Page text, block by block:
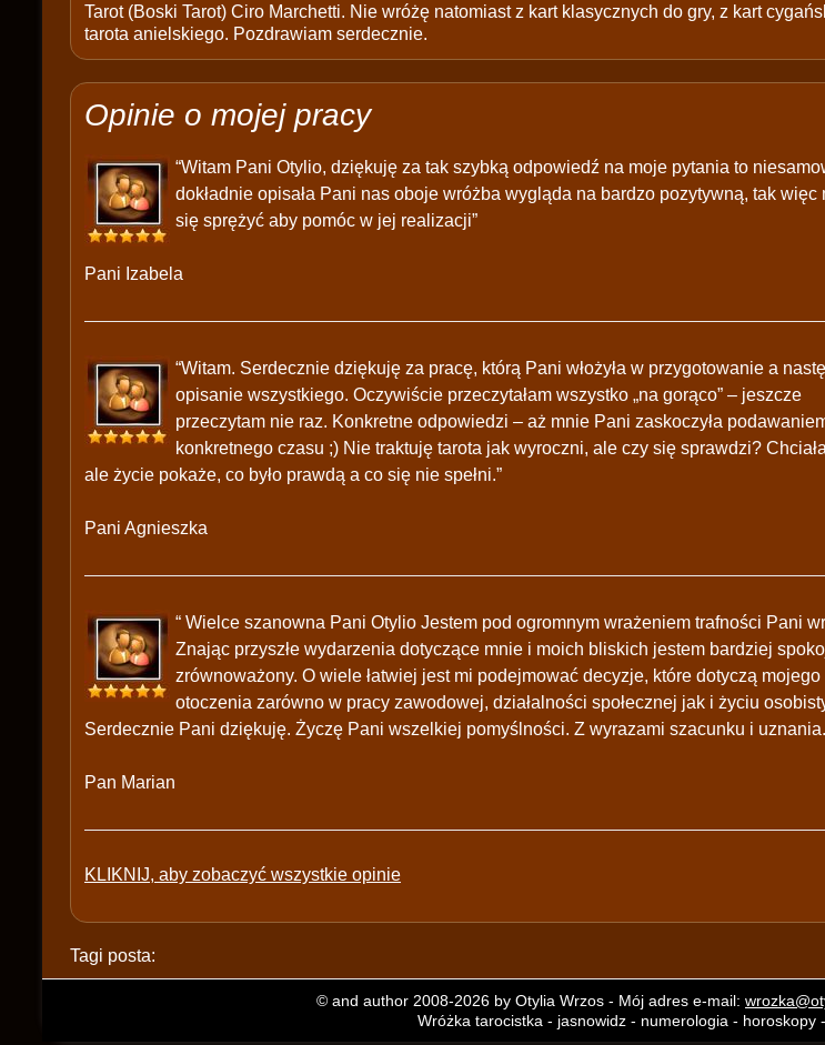
Tarot (Boski Tarot) Ciro Marchetti. Nie wróżę natomiast z kart klasycznych do gry, z kart
tarota anielskiego. Pozdrawiam serdecznie.
Opinie o mojej pracy
“Witam Pani Otylio, dziękuję za tak szybką odpowiedź na moje pytania to
dokładnie opisała Pani nas oboje wróżba wygląda na bardzo pozytywną, tak więc
się sprężyć aby pomóc w jej realizacji”
Pani Izabela
“Witam. Serdecznie dziękuję za pracę, którą Pani włożyła w przygotowanie a
opisanie wszystkiego. Oczywiście przeczytałam wszystko „na gorąco” – jeszcze
przeczytam nie raz. Konkretne odpowiedzi – aż mnie Pani zaskoczyła
konkretnego czasu ;) Nie traktuję tarota jak wyroczni, ale czy się sprawdzi?
ale życie pokaże, co było prawdą a co się nie spełni.”
Pani Agnieszka
“ Wielce szanowna Pani Otylio Jestem pod ogromnym wrażeniem trafności Pani
Znając przyszłe wydarzenia dotyczące mnie i moich bliskich jestem bardziej
zrównoważony. O wiele łatwiej jest mi podejmować decyzje, które dotyczą mojego
otoczenia zarówno w pracy zawodowej, działalności społecznej jak i życiu
Serdecznie Pani dziękuję. Życzę Pani wszelkiej pomyślności. Z wyrazami szacunku i uznania.
Pan Marian
KLIKNIJ, aby zobaczyć wszystkie opinie
Tagi posta:
© and author 2008-2026 by Otylia Wrzos - Mój adres e-mail:
Wróżka tarocistka - jasnowidz - numerologia -